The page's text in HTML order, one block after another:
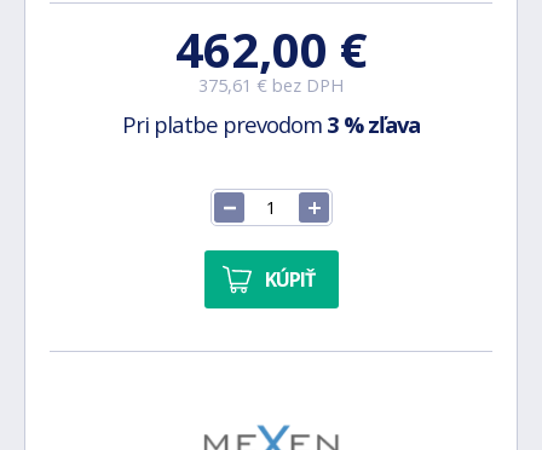
462,00 €
375,61 € bez DPH
Pri platbe prevodom 3 % zľava
KÚPIŤ